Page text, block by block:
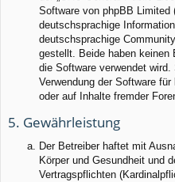
Software von phpBB Limited
deutschsprachige
deutschsprachige
gestellt. Beide haben keinen
die Software verwendet
Verwendung der Software
oder auf Inhalte fremder
5. Gewährleistung
Der Betreiber haftet mit
Körper und Gesundheit und
Vertragspflichten